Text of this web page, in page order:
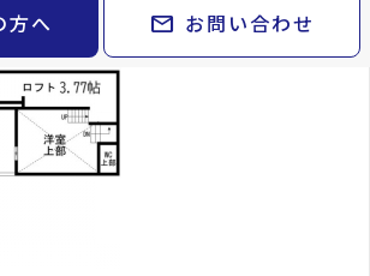
keyboard_arrow_right
始めたら
諸費用
方へ mail お問い合わせ